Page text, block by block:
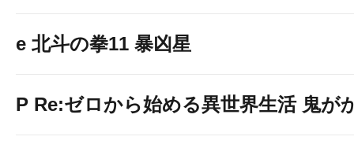
e 北斗の拳11 暴凶星
P Re:ゼロから始める異世界生活 鬼が